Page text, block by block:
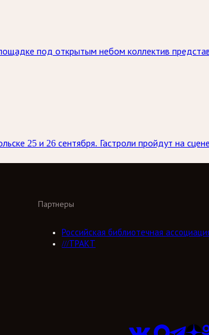
под открытым небом коллектив
25 и 26 сентября. Гастроли пройдут на
Партнеры
Российская библиотечная
///ТРАКТ